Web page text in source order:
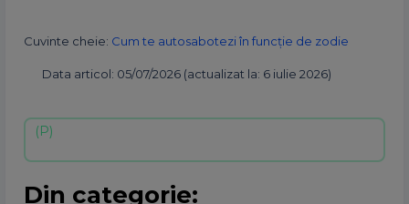
Cuvinte cheie: Cum te autosabotezi în funcție de zodie
Data articol: 05/07/2026 (actualizat la: 6 iulie 2026)
Din categorie: